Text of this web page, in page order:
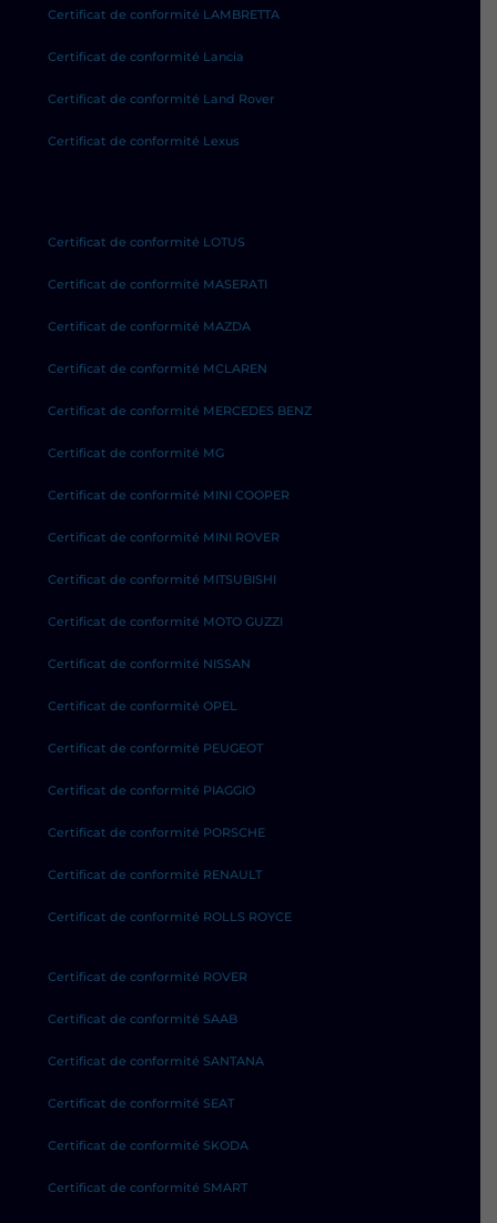
Certificat de conformité LAMBRETTA
Certificat de conformité Lancia
Certificat de conformité Land Rover
Certificat de conformité Lexus
Certificat de conformité LOTUS
Certificat de conformité MASERATI
Certificat de conformité MAZDA
Certificat de conformité MCLAREN
Certificat de conformité MERCEDES BENZ
Certificat de conformité MG
Certificat de conformité MINI COOPER
Certificat de conformité MINI ROVER
Certificat de conformité MITSUBISHI
Certificat de conformité MOTO GUZZI
Certificat de conformité NISSAN
Certificat de conformité OPEL
Certificat de conformité PEUGEOT
Certificat de conformité PIAGGIO
Certificat de conformité PORSCHE
Certificat de conformité RENAULT
Certificat de conformité ROLLS ROYCE
Certificat de conformité ROVER
Certificat de conformité SAAB
Certificat de conformité SANTANA
Certificat de conformité SEAT
Certificat de conformité SKODA
Certificat de conformité SMART